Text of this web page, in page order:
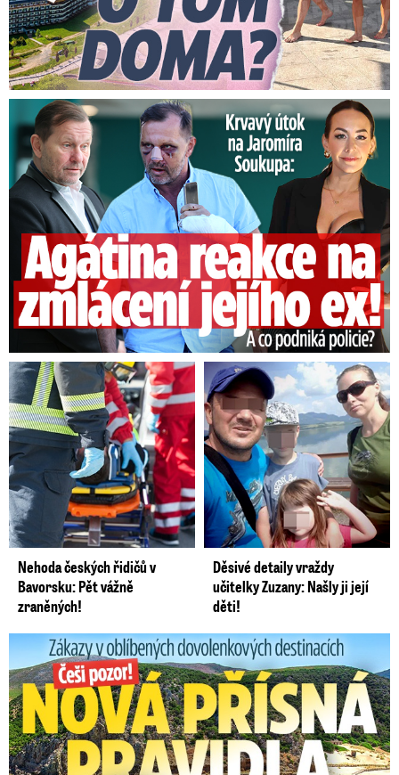
Útok na Jaromíra Soukupa: Reakce Agáty na zmlácení jejího ex
Nehoda českých řidičů v
Bavorsku: Pět vážně
zraněných!
Děsivé detaily vraždy
učitelky Zuzany: Našly ji její
děti!
Zákazy v dovolenkových rájích: Restrikce proti naháčům!